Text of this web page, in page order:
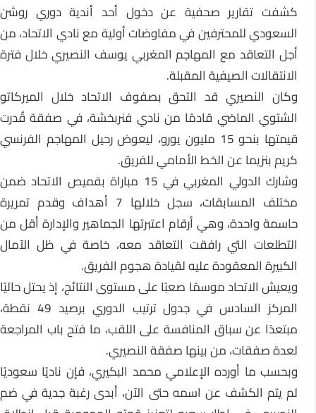
كشفت تقارير صحفية عن دخول أحد أنديةدوري روشن
السعوديللمحترفين في مفاوضات أولية مع نادي الاتحاد، من
أجل التعاقد مع المهاجم المغربي يوسف النصيري خلال فترة
الانتقالات الصيفية المقبلة.
وكانالنصيريقد التحق بصفوف الاتحاد خلال الميركاتو
الشتوي الماضي قادمًا من نادي فنربخشة، في صفقة قُدرت
قيمتها بنحو 15 مليون يورو، ليعوض رحيل المهاجم الفرنسي
كريم بنزيما عن الخط الأمامي للفريق.
وشارك الدولي المغربي في 15 مباراة بقميص الاتحاد ضمن
مختلف المسابقات، سجل خلالها 7 أهداف وقدم تمريرة
حاسمة واحدة، وهي أرقام اعتبرتها الجماهير والإدارة أقل من
التطلعات التي رافقت التعاقد معه، خاصة في ظل الآمال
الكبيرة المعقودة عليه لقيادة هجوم الفريق.
ويعيش الاتحاد موسمًا صعبًا على مستوى النتائج، إذ يحتل حاليًا
المركز السادس في جدول ترتيب الدوري برصيد 49 نقطة،
مبتعدًا عن سباق المنافسة على اللقب، ما فتح باب المراجعة
لعدة صفقات، من بينها صفقة النصيري.
وبحسب ما أورده الإعلامي محمد البكيري، فإن ناديًا سعوديًا
لم يتم الكشف عن اسمه حتى الآن، أبدى رغبة جدية في ضم